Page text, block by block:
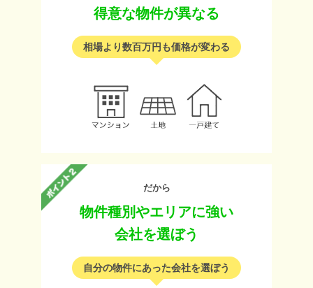
得意な物件が異なる
相場より数百万円も価格が変わる
だから
物件種別やエリアに強い
会社を選ぼう
自分の物件にあった会社を選ぼう